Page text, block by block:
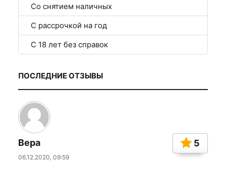
Со снятием наличных
С рассрочкой на год
С 18 лет без справок
ПОСЛЕДНИЕ ОТЗЫВЫ
Вера
06.12.2020, 09:59
5